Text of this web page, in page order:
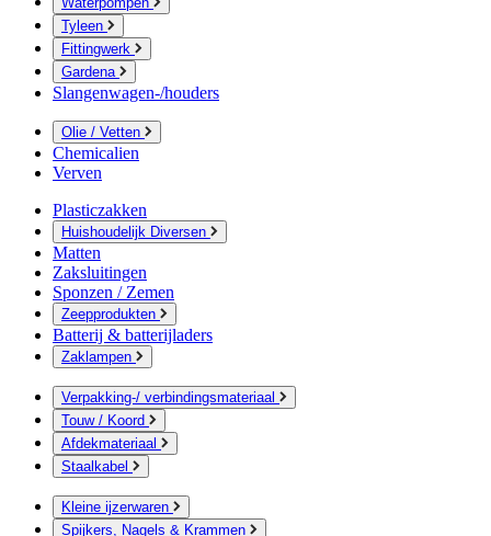
Tyleen
Fittingwerk
Gardena
Slangenwagen-/houders
Olie / Vetten
Chemicalien
Verven
Plasticzakken
Huishoudelijk Diversen
Matten
Zaksluitingen
Sponzen / Zemen
Zeepprodukten
Batterij & batterijladers
Zaklampen
Verpakking-/ verbindingsmateriaal
Touw / Koord
Afdekmateriaal
Staalkabel
Kleine ijzerwaren
Spijkers, Nagels & Krammen